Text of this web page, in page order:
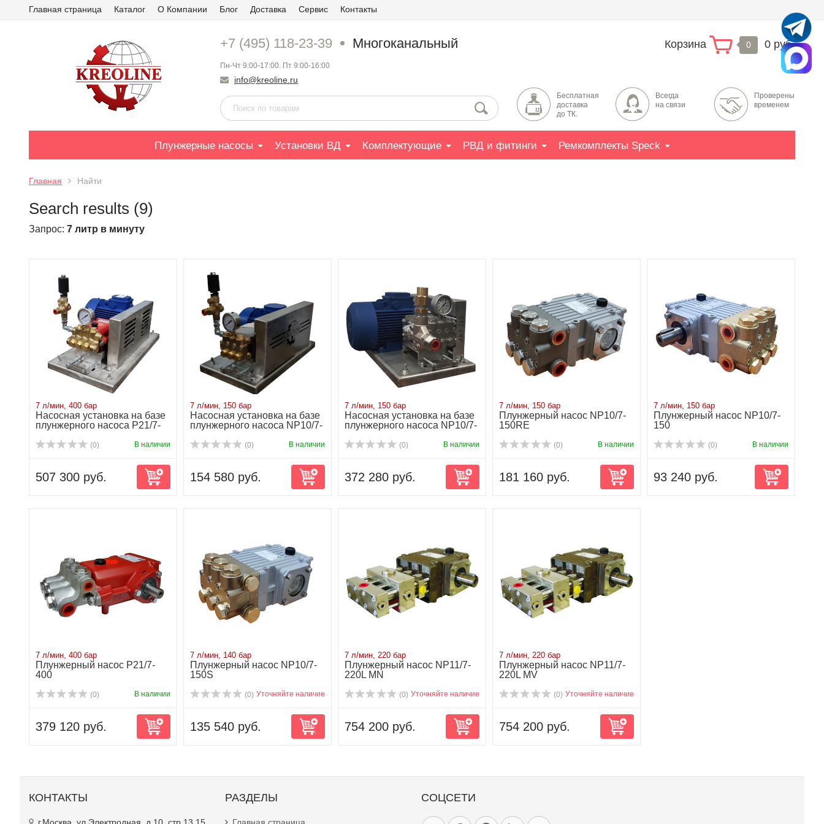
Главная страница Каталог О Компании Блог Доставка Сервис Контакты
+7 (495) 118-23-39 Многоканальный
Пн-Чт 9:00-17:00. Пт 9:00-16:00
info@kreoline.ru
Корзина 0 0 руб.
Бесплатная
доставка
до ТК.
Всегда
на связи
Проверены
временем
Плунжерные насосы Установки ВД Комплектующие РВД и фитинги Ремкомплекты Speck
Главная Найти
Search results (9)
Запрос: 7 литр в минуту
7 л/мин, 400 бар
Насосная установка на базе
плунжерного насоса P21/7-
(0) В наличии
507 300 руб.
7 л/мин, 150 бар
Насосная установка на базе
плунжерного насоса NP10/7-
(0) В наличии
154 580 руб.
7 л/мин, 150 бар
Насосная установка на базе
плунжерного насоса NP10/7-
(0) В наличии
372 280 руб.
7 л/мин, 150 бар
Плунжерный насос NP10/7-
150RE
(0) В наличии
181 160 руб.
7 л/мин, 150 бар
Плунжерный насос NP10/7-
150
(0) В наличии
93 240 руб.
7 л/мин, 400 бар
Плунжерный насос P21/7-
400
(0) В наличии
379 120 руб.
7 л/мин, 140 бар
Плунжерный насос NP10/7-
150S
(0) Уточняйте наличие
135 540 руб.
7 л/мин, 220 бар
Плунжерный насос NP11/7-
220L MN
(0) Уточняйте наличие
754 200 руб.
7 л/мин, 220 бар
Плунжерный насос NP11/7-
220L MV
(0) Уточняйте наличие
754 200 руб.
КОНТАКТЫ РАЗДЕЛЫ СОЦСЕТИ